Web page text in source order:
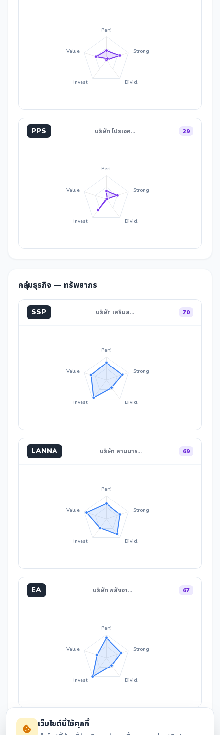
Perf.
Strong
Divid.
Invest
Value
PPS บริษัท โปรเจค… 29
Perf.
Strong
Divid.
Invest
Value
กลุ่มธุรกิจ — ทรัพยากร
SSP บริษัท เสริมส… 70
Perf.
Strong
Divid.
Invest
Value
LANNA บริษัท ลานนาร… 69
Perf.
Strong
Divid.
Invest
Value
EA บริษัท พลังงา… 67
Perf.
Strong
Divid.
Invest
Value
เว็บไซต์นี้ใช้คุกกี้